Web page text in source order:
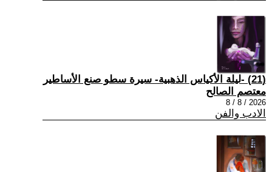
(21) -ليلة الأكياس الذهبية- سيرة سطو صنع الأساطير
معتصم الصالح
2026 / 8 / 8
الادب والفن